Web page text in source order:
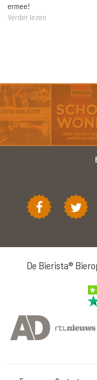
ermee!
Verder lezen
De Bierista®